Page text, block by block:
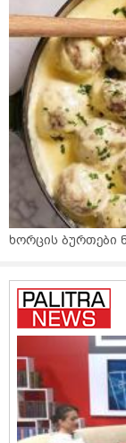
ხორცის ბურთები